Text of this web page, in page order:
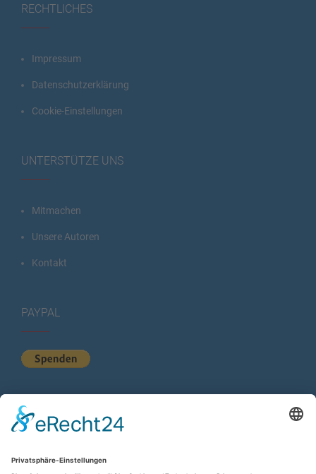
RECHTLICHES
Impressum
Datenschutzerklärung
Cookie-Einstellungen
UNTERSTÜTZE UNS
Mitmachen
Unsere Autoren
Kontakt
PAYPAL
KURZSTATISTIK
Total Views:617.386